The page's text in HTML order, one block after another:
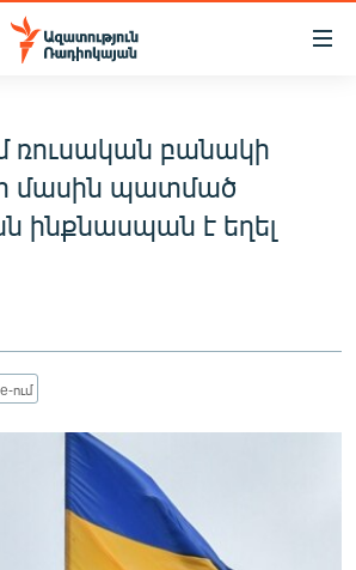
ռուսական բանակի
մասին պատմած
ինքնասպան է եղել
ում